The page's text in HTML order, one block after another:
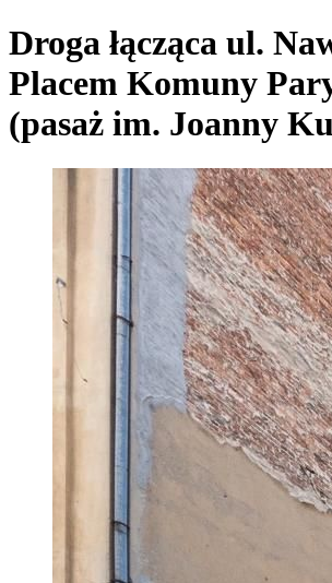
Droga łącząca ul.
Placem Komuny
(pasaż im. Joanny